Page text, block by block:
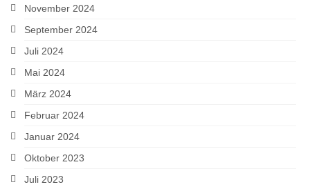
November 2024
September 2024
Juli 2024
Mai 2024
März 2024
Februar 2024
Januar 2024
Oktober 2023
Juli 2023